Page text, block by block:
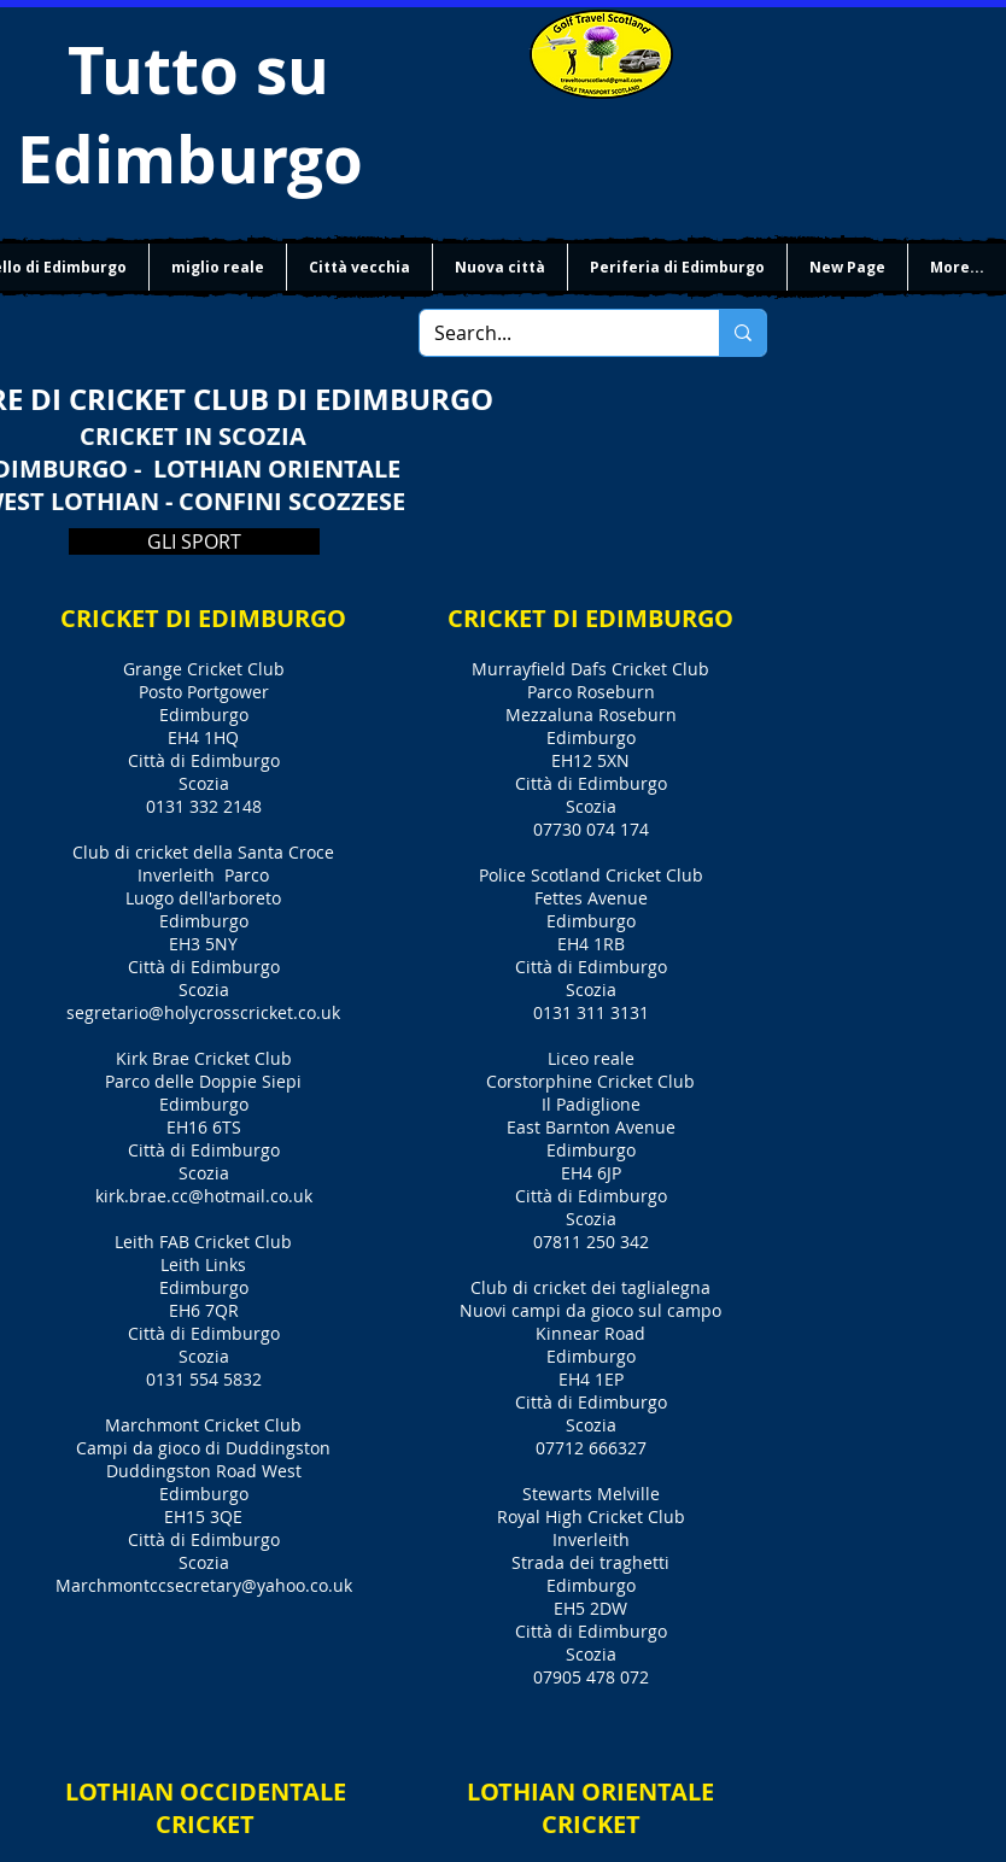
Tutto su
Edimburgo
di Edimburgo miglio reale Città vecchia Nuova città Periferia di Edimburgo New Page More...
DI CRICKET CLUB DI EDIMBURGO
CRICKET IN SCOZIA
- LOTHIAN ORIENTALE
LOTHIAN - CONFINI SCOZZESE
GLI SPORT
CRICKET DI EDIMBURGO
Grange Cricket Club
Posto Portgower
Edimburgo
EH4 1HQ
Città di Edimburgo
Scozia
0131 332 2148
Club di cricket della Santa Croce
Inverleith Parco
Luogo dell'arboreto
Edimburgo
EH3 5NY
Città di Edimburgo
Scozia
segretario@holycrosscricket.co.uk
Kirk Brae Cricket Club
Parco delle Doppie Siepi
Edimburgo
EH16 6TS
Città di Edimburgo
Scozia
kirk.brae.cc@hotmail.co.uk
Leith FAB Cricket Club
Leith Links
Edimburgo
EH6 7QR
Città di Edimburgo
Scozia
0131 554 5832
Marchmont Cricket Club
Campi da gioco di Duddingston
Duddingston Road West
Edimburgo
EH15 3QE
Città di Edimburgo
Scozia
Marchmontccsecretary@yahoo.co.uk
CRICKET DI EDIMBURGO
Murrayfield Dafs Cricket Club
Parco Roseburn
Mezzaluna Roseburn
Edimburgo
EH12 5XN
Città di Edimburgo
Scozia
07730 074 174
Police Scotland Cricket Club
Fettes Avenue
Edimburgo
EH4 1RB
Città di Edimburgo
Scozia
0131 311 3131
Liceo reale
Corstorphine Cricket Club
Il Padiglione
East Barnton Avenue
Edimburgo
EH4 6JP
Città di Edimburgo
Scozia
07811 250 342
Club di cricket dei taglialegna
Nuovi campi da gioco sul campo
Kinnear Road
Edimburgo
EH4 1EP
Città di Edimburgo
Scozia
07712 666327
Stewarts Melville
Royal High Cricket Club
Inverleith
Strada dei traghetti
Edimburgo
EH5 2DW
Città di Edimburgo
Scozia
07905 478 072
LOTHIAN OCCIDENTALE
CRICKET
LOTHIAN ORIENTALE
CRICKET